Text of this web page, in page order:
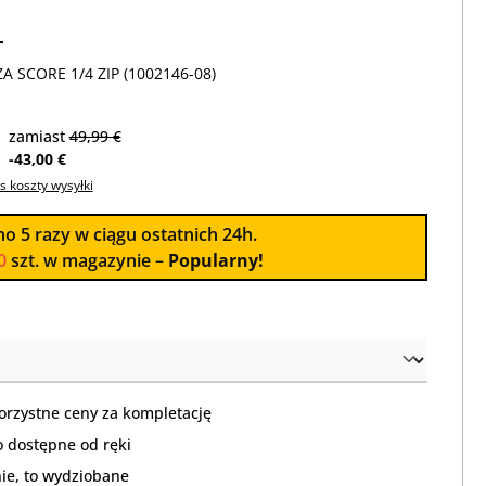
SCORE 1/4 ZIP (1002146-08)
zamiast49,99 €
-43,00 €
koszty wysyłki
5razy w ciągu ostatnich 24h.
szt. w magazynie – Popularny!
ceny za kompletację
dostępne od ręki
to wydziobane